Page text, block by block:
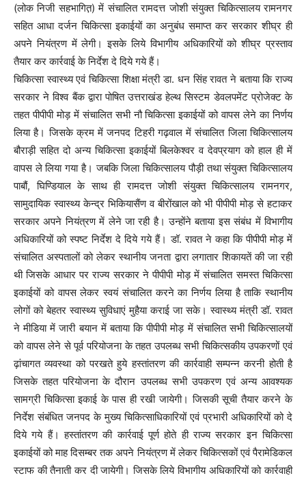
(लोक निजी सहभागित़) में संचालित रामदत्त जोशी संयुक्त चिकित्सालय रामनगर
सहित आधा दर्जन चिकित्सा इकाईयों का अनुबंध समाप्त कर सरकार शीघ्र ही
अपने नियंत्रण में लेगी। इसके लिये विभागीय अधिकारियों को शीघ्र प्रस्ताव
तैयार कर कार्रवाई के निर्देश दे दिये गये हैं।
चिकित्सा स्वास्थ्य एवं चिकित्सा शिक्षा मंत्री डा. धन सिंह रावत ने बताया कि राज्य
सरकार ने विश्व बैंक द्वारा पोषित उत्तराखंड हेल्थ सिस्टम डेवलपमेंट प्रोजेक्ट के
तहत पीपीपी मोड़ में संचालित सभी नौ चिकित्सा इकाईयों को वापस लेने का निर्णय
लिया है। जिसके क्रम में जनपद टिहरी गढ़वाल में संचालित जिला चिकित्सालय
बौराड़ी सहित दो अन्य चिकित्सा इकाईयों बिलकेश्वर व देवप्रयाग को हाल ही में
वापस ले लिया गया है। जबकि जिला चिकित्सालय पौड़ी तथा संयुक्त चिकित्सालय
पाबौं, घिण्डियाल के साथ ही रामदत्त जोशी संयुक्त चिकित्सालय रामनगर,
सामुदायिक स्वास्थ्य केन्द्र भिकियासैंण व बीरोंखाल को भी पीपीपी मोड़ से हटाकर
सरकार अपने नियंत्रण में लेने जा रही है। उन्होंने बताया इस संबंध में विभागीय
अधिकारियों को स्पष्ट निर्देश दे दिये गये हैं। डॉ. रावत ने कहा कि पीपीपी मोड़ में
संचालित अस्पतालों को लेकर स्थानीय जनता द्वारा लगातार शिकायतें की जा रही
थी जिसके आधार पर राज्य सरकार ने पीपीपी मोड़ में संचालित समस्त चिकित्सा
इकाईयों को वापस लेकर स्वयं संचालित करने का निर्णय लिया है ताकि स्थानीय
लोगों को बेहतर स्वास्थ्य सुविधाएं मुहैया कराई जा सके। स्वास्थ्य मंत्री डॉ. रावत
ने मीडिया में जारी बयान में बताया कि पीपीपी मोड़ में संचालित सभी चिकित्सालयों
को वापस लेने से पूर्व परियोजना के तहत उपलब्ध सभी चिकित्सकीय उपकरणों एवं
ढ़ांचागत व्यवस्था को परखते हुये हस्तांतरण की कार्रवाही सम्पन्न करनी होती है
जिसके तहत परियोजना के दौरान उपलब्ध सभी उपकरण एवं अन्य आवश्यक
सामग्री चिकित्सा इकाई के पास ही रखी जायेगी। जिसकी सूची तैयार करने के
निर्देश संबंधित जनपद के मुख्य चिकित्साधिकारियों एवं प्रभारी अधिकारियों को दे
दिये गये हैं। हस्तांतरण की कार्रवाई पूर्ण होते ही राज्य सरकार इन चिकित्सा
इकाईयों को माह दिसम्बर तक अपने नियंत्रण में लेकर चिकित्सकों एवं पैरामेडिकल
स्टाफ की तैनाती कर दी जायेगी। जिसके लिये विभागीय अधिकारियों को कार्रवाही